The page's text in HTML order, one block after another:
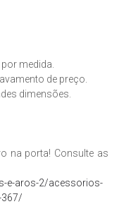
medida.
de preço.
dimensões.
na porta! Consulte as
e-aros-2/acessorios-
367/